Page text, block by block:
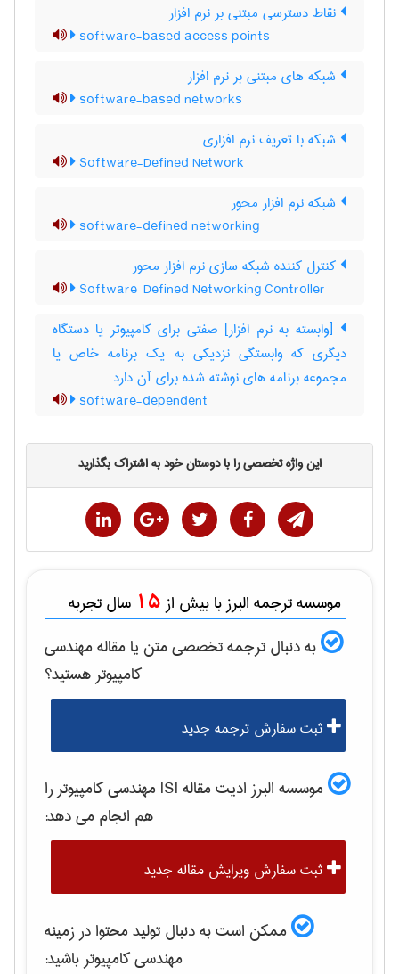
نقاط دسترسی مبتنی بر نرم افزار
software-based access points
شبکه های مبتنی بر نرم افزار
software-based networks
شبکه با تعریف نرم افزاری
Software-Defined Network
شبکه نرم افزار محور
software-defined networking
کنترل کننده شبکه سازی نرم افزار محور
Software-Defined Networking Controller
[وابسته به نرم افزار] صفتی برای کامپیوتر یا دستگاه
دیگری که وابستگی نزدیکی به یک برنامه خاص یا
مجموعه برنامه های نوشته شده برای آن دارد
software-dependent
این واژه تخصصی را با دوستان خود به اشتراک بگذارید
موسسه ترجمه البرز با بیش از 15 سال تجربه
به دنبال ترجمه تخصصی متن یا مقالهمهندسی
كامپيوترهستید؟
ثبت سفارش ترجمه جدید
موسسه البرز ادیت مقاله ISI مهندسی كامپيوتررا
هم انجام می دهد:
ثبت سفارش ویرایش مقاله جدید
ممکن است به دنبال تولید محتوا در زمینه
مهندسی كامپيوترباشید: